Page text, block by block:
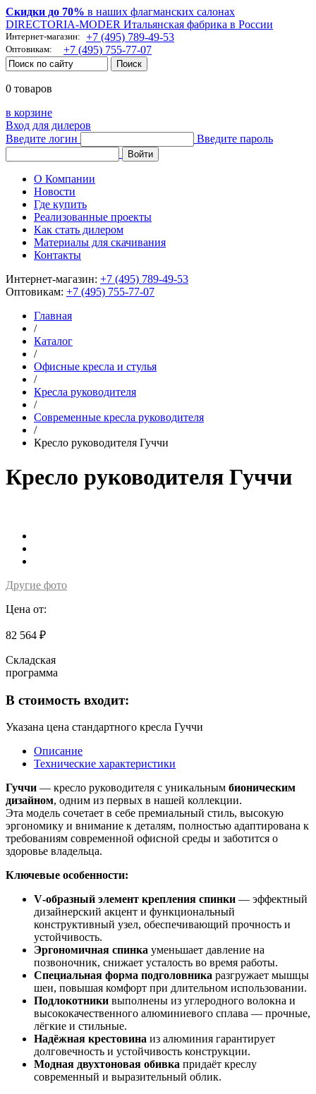
Скидки до 70% в наших флагманских салонах
DIRECTORIA-MODER Итальянская фабрика в России
Интернет-магазин: +7 (495) 789-49-53
Оптовикам: +7 (495) 755-77-07
0 товаров
в корзине
Вход для дилеров
Введите логин
Введите пароль
О Компании
Новости
Где купить
Реализованные проекты
Как стать дилером
Материалы для скачивания
Контакты
Интернет-магазин: +7 (495) 789-49-53
Оптовикам: +7 (495) 755-77-07
Главная
/
Каталог
/
Офисные кресла и стулья
/
Кресла руководителя
/
Современные кресла руководителя
/
Кресло руководителя Гуччи
Кресло руководителя Гуччи
Другие фото
Цена от:
82 564 ₽
Складская
программа
В стоимость входит:
Указана цена стандартного кресла Гуччи
Описание
Технические характеристики
Гуччи — кресло руководителя с уникальным бионическим
дизайном, одним из первых в нашей коллекции.
Эта модель сочетает в себе премиальный стиль, высокую
эргономику и внимание к деталям, полностью адаптирована к
требованиям современной офисной среды и заботится о
здоровье владельца.
Ключевые особенности:
V‑образный элемент крепления спинки — эффектный
дизайнерский акцент и функциональный
конструктивный узел, обеспечивающий прочность и
устойчивость.
Эргономичная спинка уменьшает давление на
позвоночник, снижает усталость во время работы.
Специальная форма подголовника разгружает мышцы
шеи, повышая комфорт при длительном использовании.
Подлокотники выполнены из углеродного волокна и
высококачественного алюминиевого сплава — прочные,
лёгкие и стильные.
Надёжная крестовина из алюминия гарантирует
долговечность и устойчивость конструкции.
Модная двухтоновая обивка придаёт креслу
современный и выразительный облик.